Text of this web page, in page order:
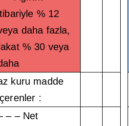
% 12
daha fazla,
% 30 veya
kuru madde
:
– – Net